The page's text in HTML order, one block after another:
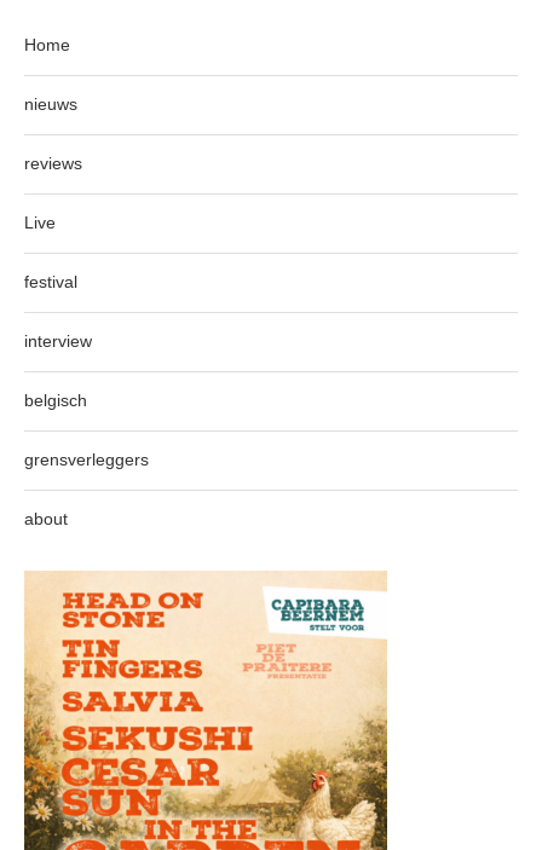
Home
nieuws
reviews
Live
festival
interview
belgisch
grensverleggers
about